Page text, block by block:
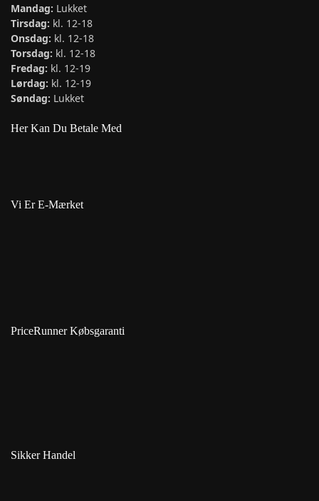
Mandag: Lukket
Tirsdag: kl. 12-18
Onsdag: kl. 12-18
Torsdag: kl. 12-18
Fredag: kl. 12-19
Lørdag: kl. 12-19
Søndag: Lukket
Her Kan Du Betale Med
Vi Er E-Mærket
PriceRunner Købsgaranti
Sikker Handel